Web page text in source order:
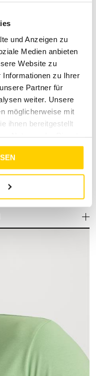
und Anzeigen zu
Medien anbieten
Website zu
Informationen zu Ihrer
Partner für
weiter. Unsere
möglicherweise mit
ihnen bereitgestellt
Unsere
die Stil und Komfort
ausgewählt, um
Klassiker zu
Qualität und
ein Einkaufserlebnis
Vielfalt von Tara-M und
SLIM POLO und erlebe